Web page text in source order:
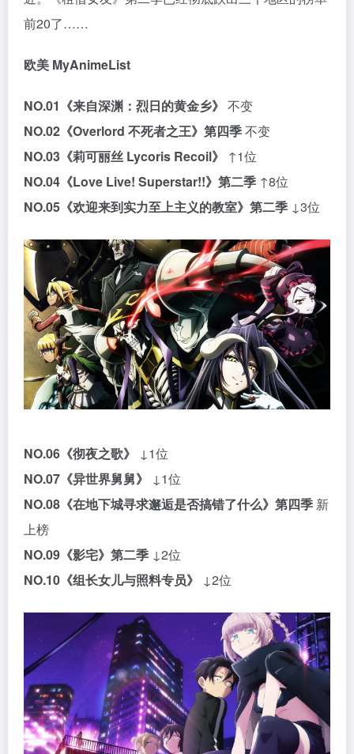
前20了……
欧美 MyAnimeList
NO.01 《来自深渊：烈日的黄金乡》 不变
NO.02 《Overlord 不死者之王》第四季不变
NO.03 《莉可丽丝 Lycoris Recoil》 ↑1位
NO.04 《Love Live! Superstar!!》第二季 ↑8位
NO.05 《欢迎来到实力至上主义的教室》第二季 ↓3位
NO.06 《彻夜之歌》 ↓1位
NO.07 《异世界舅舅》 ↓1位
NO.08 《在地下城寻求邂逅是否搞错了什么》第四季 新
上榜
NO.09 《影宅》第二季 ↓2位
NO.10 《组长女儿与照料专员》 ↓2位